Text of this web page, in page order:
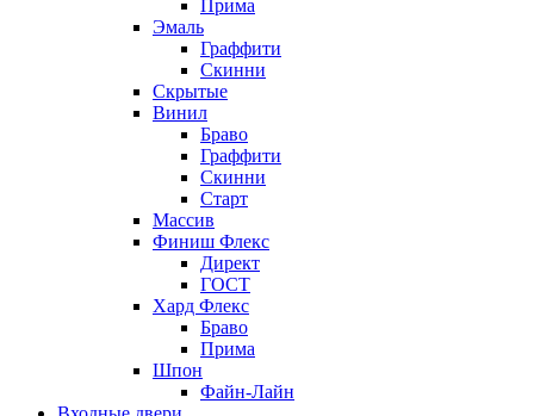
Прима
Эмаль
Граффити
Скинни
Скрытые
Винил
Браво
Граффити
Скинни
Старт
Массив
Финиш Флекс
Директ
ГОСТ
Хард Флекс
Браво
Прима
Шпон
Файн-Лайн